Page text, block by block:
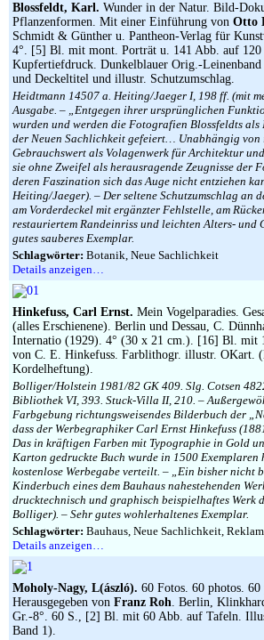
Blossfeldt, Karl. Wunder in der Natur. Bild-
Pflanzenformen. Mit einer Einführung von Otto
Schmidt & Günther u. Pantheon-Verlag für
4°. [5] Bl. mit mont. Porträt u. 141 Abb. auf
Kupfertiefdruck. Dunkelblauer Orig.-
und Deckeltitel und illustr. Schutzumschlag.
Heidtmann 14507 a. Heiting/Jaeger I, 198 ff. (mit
Ausgabe. – „Entgegen ihrer ursprünglichen
wurden und werden die Fotografien Blossfeldts
der Neuen Sachlichkeit gefeiert… Unabhängig von
Gebrauchswert als Volagenwerk für Architektur
sie ohne Zweifel als herausragende Zeugnisse der
deren Faszination sich das Auge nicht entziehen
Heiting/Jaeger). – Der seltene Schutzumschlag an
am Vorderdeckel mit ergänzter Fehlstelle, am
restauriertem Randeinriss und leichten Alters- und
gutes sauberes Exemplar.
Schlagwörter: Botanik, Neue Sachlichkeit
Details anzeigen…
Hinkefuss, Carl Ernst. Mein Vogelparadies.
(alles Erschienene). Berlin und Dessau, C.
Internatio (1929). 4° (30 x 21 cm.). [16] Bl. mit
von C. E. Hinkefuss. Farblithogr. illustr. OKart.
Kordelheftung).
Bolliger/Holstein 1981/82 GK 409. Slg. Cotsen
Bibliothek VI, 393. Stuck-Villa II, 210. –
Farbgebung richtungsweisendes Bilderbuch der
dass der Werbegraphiker Carl Ernst Hinkefuss
Das in kräftigen Farben mit Typographie in Gold
Karton gedruckte Buch wurde in 1500 Exemplaren
kostenlose Werbegabe verteilt. – „Ein bisher nicht
Kinderbuch eines dem Bauhaus nahestehenden
drucktechnisch und graphisch beispielhaftes Werk
Bolliger). – Sehr gutes wohlerhaltenes Exemplar.
Schlagwörter: Bauhaus, Neue Sachlichkeit,
Details anzeigen…
Moholy-Nagy, L(ászló). 60 Fotos. 60 photos. 60
Herausgegeben von Franz Roh. Berlin,
Gr.-8°. 60 S., [2] Bl. mit 60 Abb. auf Tafeln.
Band 1).